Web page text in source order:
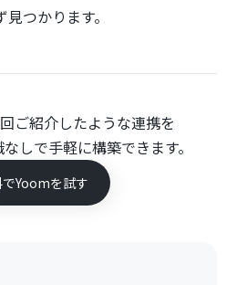
つかります。
ご紹介したような連携を
しで手軽に構築できます。
でYoomを試す